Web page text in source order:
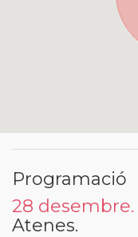
Programació
28 desembre.
Atenes.